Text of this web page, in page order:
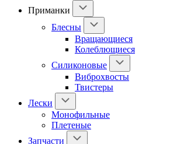
Приманки
Блесны
Вращающиеся
Колеблющиеся
Силиконовые
Виброхвосты
Твистеры
Лески
Монофильные
Плетеные
Запчасти